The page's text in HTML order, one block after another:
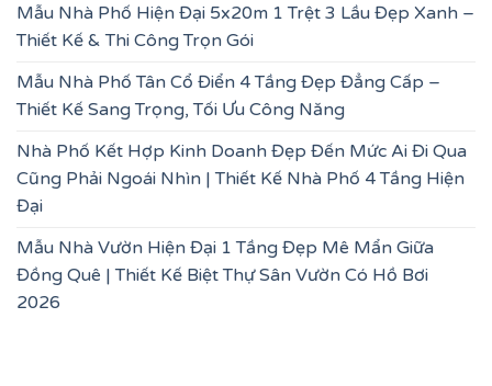
Mẫu Nhà Phố Hiện Đại 5x20m 1 Trệt 3 Lầu Đẹp Xanh –
Thiết Kế & Thi Công Trọn Gói
Mẫu Nhà Phố Tân Cổ Điển 4 Tầng Đẹp Đẳng Cấp –
Thiết Kế Sang Trọng, Tối Ưu Công Năng
Nhà Phố Kết Hợp Kinh Doanh Đẹp Đến Mức Ai Đi Qua
Cũng Phải Ngoái Nhìn | Thiết Kế Nhà Phố 4 Tầng Hiện
Đại
Mẫu Nhà Vườn Hiện Đại 1 Tầng Đẹp Mê Mẩn Giữa
Đồng Quê | Thiết Kế Biệt Thự Sân Vườn Có Hồ Bơi
2026